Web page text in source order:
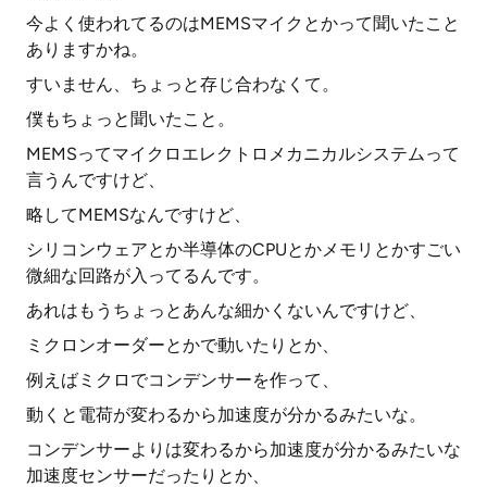
今よく使われてるのはMEMSマイクとかって聞いたこと
ありますかね。
すいません、ちょっと存じ合わなくて。
僕もちょっと聞いたこと。
MEMSってマイクロエレクトロメカニカルシステムって
言うんですけど、
略してMEMSなんですけど、
シリコンウェアとか半導体のCPUとかメモリとかすごい
微細な回路が入ってるんです。
あれはもうちょっとあんな細かくないんですけど、
ミクロンオーダーとかで動いたりとか、
例えばミクロでコンデンサーを作って、
動くと電荷が変わるから加速度が分かるみたいな。
コンデンサーよりは変わるから加速度が分かるみたいな
加速度センサーだったりとか、